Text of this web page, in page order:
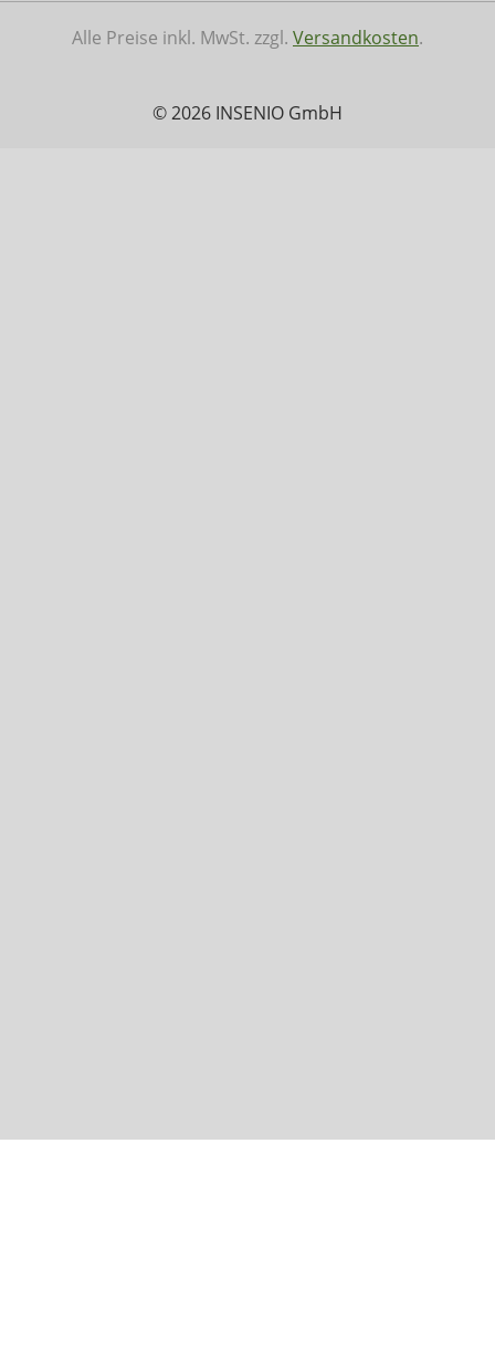
Alle Preise inkl. MwSt. zzgl. Versandkosten.
© 2026 INSENIO GmbH